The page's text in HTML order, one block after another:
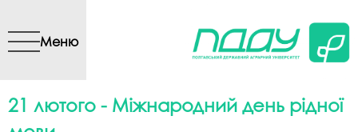
вмісту
Меню
21 лютого - Міжнародний день рідної